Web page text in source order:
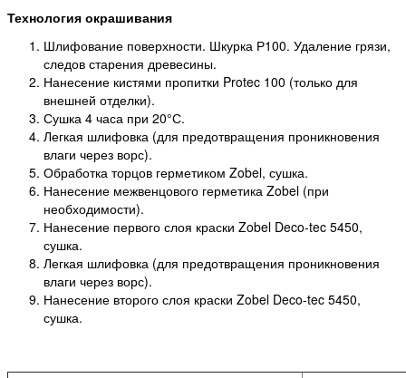
Технология окрашивания
Шлифование поверхности. Шкурка Р100. Удаление грязи,
следов старения древесины.
Нанесение кистями пропитки Protec 100 (только для
внешней отделки).
Сушка 4 часа при 20°С.
Легкая шлифовка (для предотвращения проникновения
влаги через ворс).
Обработка торцов герметиком Zobel, сушка.
Нанесение межвенцового герметика Zobel (при
необходимости).
Нанесение первого слоя краски Zobel Deco-tec 5450,
сушка.
Легкая шлифовка (для предотвращения проникновения
влаги через ворс).
Нанесение второго слоя краски Zobel Deco-tec 5450,
сушка.